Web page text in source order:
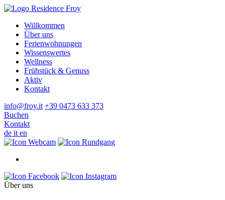
Willkommen
Über uns
Ferienwohnungen
Wissenswertes
Wellness
Frühstück & Genuss
Aktiv
Kontakt
info@froy.it +39 0473 633 373
Buchen
Kontakt
de it en
Über uns